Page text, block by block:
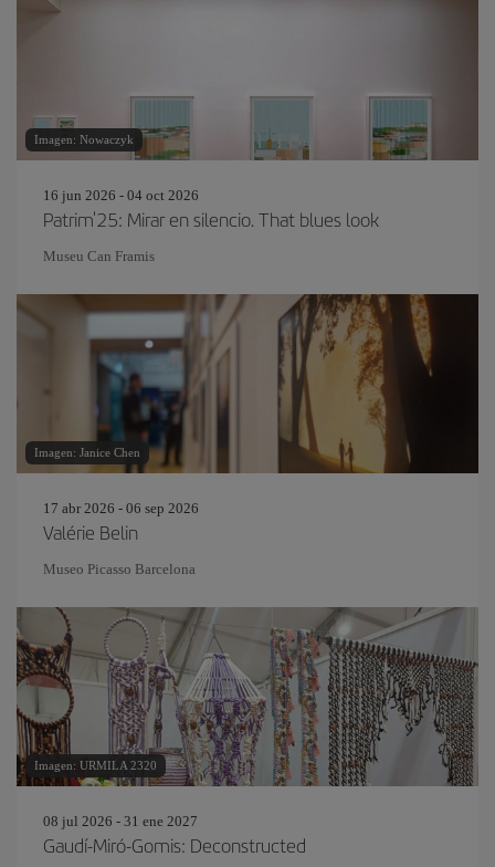
Imagen: Nowaczyk
16 jun 2026 - 04 oct 2026
Patrim'25: Mirar en silencio. That blues look
Museu Can Framis
Imagen: Janice Chen
17 abr 2026 - 06 sep 2026
Valérie Belin
Museo Picasso Barcelona
Imagen: URMILA 2320
08 jul 2026 - 31 ene 2027
Gaudí-Miró-Gomis: Deconstructed